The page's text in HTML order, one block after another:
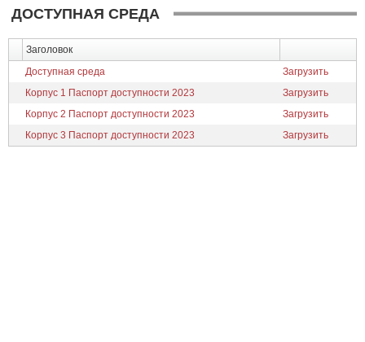
ДОСТУПНАЯ СРЕДА
Заголовок
Доступная среда
Загрузить
Корпус 1 Паспорт доступности 2023
Загрузить
Корпус 2 Паспорт доступности 2023
Загрузить
Корпус 3 Паспорт доступности 2023
Загрузить